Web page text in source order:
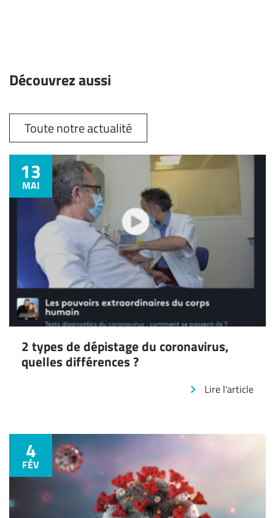
Découvrez aussi
Toute notre actualité
13
MAI
2 types de dépistage du coronavirus,
quelles différences ?
Lire l'article
4
FÉV